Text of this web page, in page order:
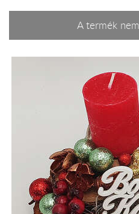
A termék